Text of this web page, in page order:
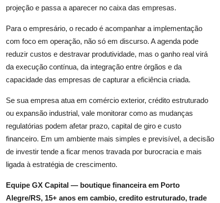
projeção e passa a aparecer no caixa das empresas.
Para o empresário, o recado é acompanhar a implementação
com foco em operação, não só em discurso. A agenda pode
reduzir custos e destravar produtividade, mas o ganho real virá
da execução contínua, da integração entre órgãos e da
capacidade das empresas de capturar a eficiência criada.
Se sua empresa atua em comércio exterior, crédito estruturado
ou expansão industrial, vale monitorar como as mudanças
regulatórias podem afetar prazo, capital de giro e custo
financeiro. Em um ambiente mais simples e previsível, a decisão
de investir tende a ficar menos travada por burocracia e mais
ligada à estratégia de crescimento.
Equipe GX Capital — boutique financeira em Porto
Alegre/RS, 15+ anos em cambio, credito estruturado, trade